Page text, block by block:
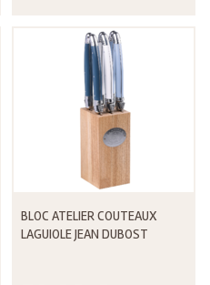
BLOC ATELIER COUTEAUX
LAGUIOLE JEAN DUBOST